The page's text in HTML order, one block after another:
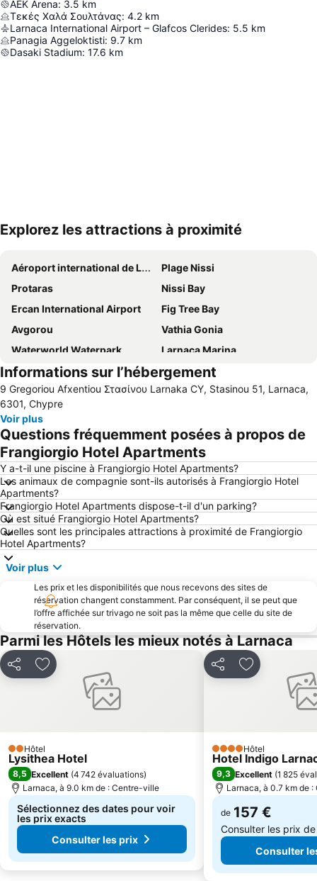
AEK Arena: 3.5 km
Τεκές Χαλά Σουλτάνας: 4.2 km
Larnaca International Airport – Glafcos Clerides: 5.5 km
Panagia Aggeloktisti: 9.7 km
Dasaki Stadium: 17.6 km
Explorez les attractions à proximité
Aéroport international de Larnaca
Plage Nissi
Protaras
Nissi Bay
Ercan International Airport
Fig Tree Bay
Avgorou
Vathia Gonia
Waterworld Waterpark
Larnaca Marina
Pernera A
Konnos Bay
Municipality Sporting Center of Strovolos
Pernera P
Makronissos
landa
Ledra
Mazotos
Katsarka
Phinikoudes Beach
Ellinas
Ayia Anna
Ammos of Kabouri
Glapsides Beach
Agia Thekla
Pantachou
Zigi
Informations sur l’hébergement
9 Gregoriou Afxentiou Στασίνου Larnaka CY, Stasinou 51, Larnaca,
6301, Chypre
Voir plus
Questions fréquemment posées à propos de
Frangiorgio Hotel Apartments
Y a-t-il une piscine à Frangiorgio Hotel Apartments?
Les animaux de compagnie sont-ils autorisés à Frangiorgio Hotel
Apartments?
Frangiorgio Hotel Apartments dispose-t-il d'un parking?
Où est situé Frangiorgio Hotel Apartments?
Quelles sont les principales attractions à proximité de Frangiorgio
Hotel Apartments?
Voir plus
Les prix et les disponibilités que nous recevons des sites de
réservation changent constamment. Par conséquent, il se peut que
l’offre affichée sur trivago ne soit pas la même que celle du site de
réservation.
Parmi les Hôtels les mieux notés à Larnaca
PartagerAjouter à mes favoris
2 Étoiles
Hôtel
Lysithea Hotel
8,5 Excellent (4 742 évaluations)
Larnaca, à 9.0 km de : Centre-ville
Sélectionnez des dates pour voir
les prix exacts
Consulter les prix
PartagerAjouter à
4 ÉtoilesHôtel
Hotel Indigo
9,3 Excellent (1 825
Larnaca, à 0.7 km de
de 157 €
Consulter les prix
Consulter